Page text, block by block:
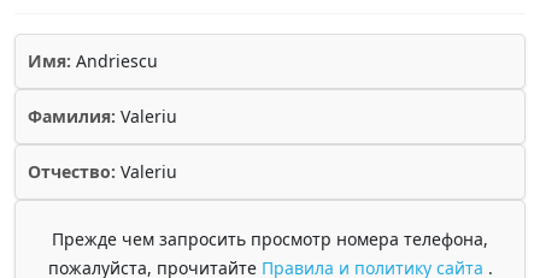
Имя: Andriescu
Фамилия: Valeriu
Отчество: Valeriu
Прежде чем запросить просмотр номера телефона,
пожалуйста, прочитайте Правила и политику сайта .